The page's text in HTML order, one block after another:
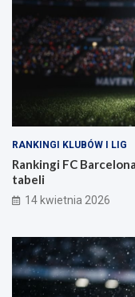
RANKINGI KLUBÓW I LIG
Rankingi FC
tabeli
14 kwietnia 2026